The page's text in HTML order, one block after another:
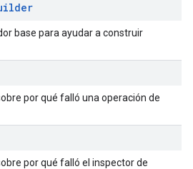
base para ayudar a construir
por qué falló una operación de
por qué falló el inspector de